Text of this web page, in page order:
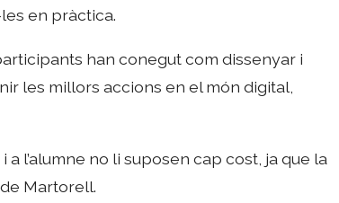
en pràctica.
han conegut com dissenyar i
les millors accions en el món digital,
l’alumne no li suposen cap cost, ja que la
Martorell.